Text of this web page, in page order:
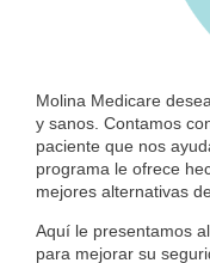
Molina Medicare
y sanos. Contamos
paciente que nos
programa le ofrece
mejores alternativas
Aquí le presentamos
para mejorar su